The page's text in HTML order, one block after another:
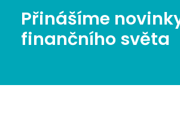
Přinášíme
finančního světa